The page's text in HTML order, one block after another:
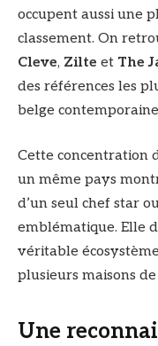
occupent aussi une
classement. On
Cleve, Zilte et The
des références les
belge
Cette concentration
un même pays
d’un seul chef star
emblématique. Elle
véritable
plusieurs maisons
Une